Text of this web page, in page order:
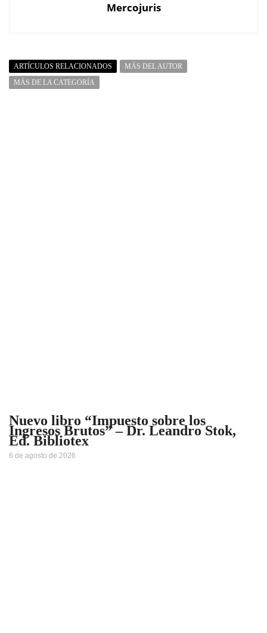
Mercojuris
ARTÍCULOS RELACIONADOS
MÁS DEL AUTOR
MÁS DE LA CATEGORÍA
Nuevo libro “Impuesto sobre los
Ingresos Brutos” – Dr. Leandro Stok,
Ed. Bibliotex
6 de agosto de 2026